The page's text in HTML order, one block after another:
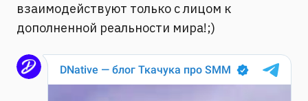
взаимодействуют только с лицом к
дополненной реальности мира!;)